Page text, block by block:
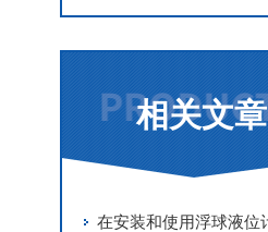
相关文章